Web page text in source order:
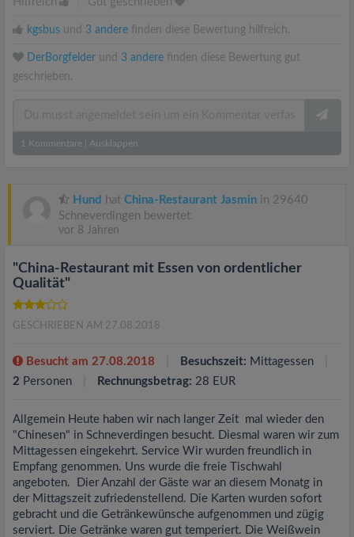
kgsbus und 3 andere finden diese Bewertung hilfreich.
DerBorgfelder und 3 andere finden diese Bewertung gut
geschrieben.
1 Kommentare Ausklappen
Hund hat China-Restaurant Jasmin in 29640
Schneverdingen bewertet.
vor 8 Jahren
"China-Restaurant mit Essen von ordentlicher
Qualität"
GESCHRIEBEN AM 27.08.2018
Besucht am 27.08.2018 Besuchszeit: Mittagessen
2 Personen Rechnungsbetrag: 28 EUR
Allgemein Heute haben wir nach langer Zeit mal wieder den
"Chinesen" in Schneverdingen besucht. Diesmal waren wir zum
Mittagessen eingekehrt. Service Wir wurden freundlich in
Empfang genommen. Uns wurde die freie Tischwahl
angeboten. Dier Anzahl der Gäste war an diesem Monatg in
der Mittagszeit zufriedenstellend. Die Karten wurden sofort
gebracht und die Getränkewünsche aufgenommen und zügig
serviert. Die Getränke waren gut temperiert. Die Weißwein